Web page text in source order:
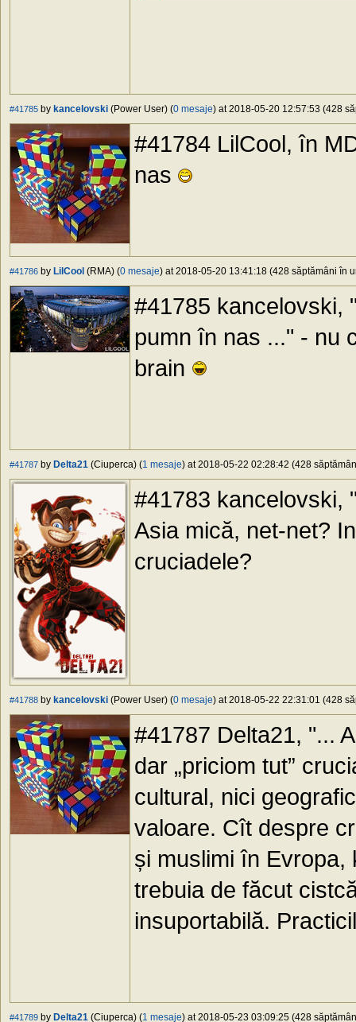
#41785 by kancelovski (Power User) (0 mesaje) at 2018-05-20 12:57:53 (428
#41784 LilCool, în
nas
#41786 by LilCool (RMA) (0 mesaje) at 2018-05-20 13:41:18 (428 săptămâni în
#41785 kancelovski,
pumn în nas ..." - nu
brain
#41787 by Delta21 (Ciuperca) (1 mesaje) at 2018-05-22 02:28:42 (428
#41783 kancelovski,
Asia mică, net-net?
cruciadele?
#41788 by kancelovski (Power User) (0 mesaje) at 2018-05-22 22:31:01 (428
#41787 Delta21, "...
dar „priciom tut”
cultural, nici
valoare. Cît despre
și muslimi în
trebuia de făcut
insuportabilă.
#41789 by Delta21 (Ciuperca) (1 mesaje) at 2018-05-23 03:09:25 (428